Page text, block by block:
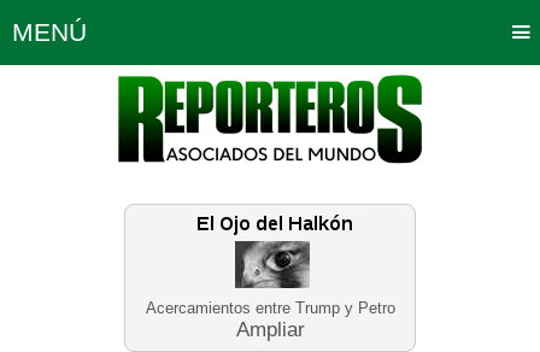
Acercamientos entre Trump y Petro
Ampliar
MENÚ
Política Opinión Bogotá
Planeta Tierra Deportes
Educación Neira